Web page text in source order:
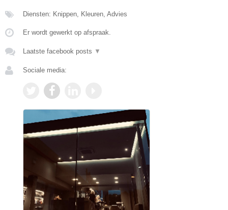
Diensten: Knippen, Kleuren, Advies
Er wordt gewerkt op afspraak.
Laatste facebook posts ▼
Sociale media: